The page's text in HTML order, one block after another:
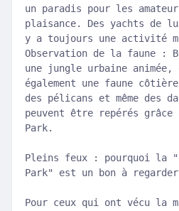
un paradis pour les
plaisance. Des yachts de
y a toujours une activité
Observation de la faune :
une jungle urbaine
également une faune
des pélicans et même des
peuvent être repérés grâce
Park.
Pleins feux : pourquoi la
Park" est un bon à regarder
Pour ceux qui ont vécu la